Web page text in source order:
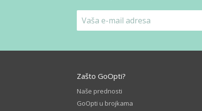
Zašto GoOpti?
Naše prednosti
GoOpti u brojkama